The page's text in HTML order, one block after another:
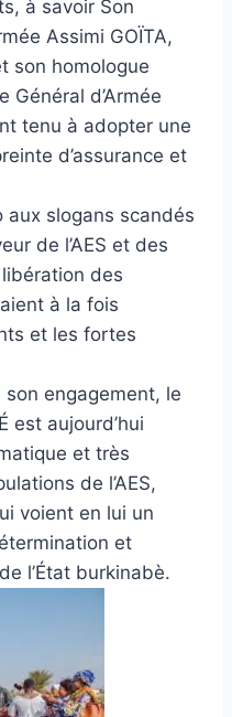
à savoir Son
Assimi GOÏTA,
son homologue
Général d’Armée
tenu à adopter une
d’assurance et
aux slogans scandés
de l’AES et des
des
à la fois
et les fortes
engagement, le
est aujourd’hui
et très
de l’AES,
voient en lui un
et
l’État burkinabè.